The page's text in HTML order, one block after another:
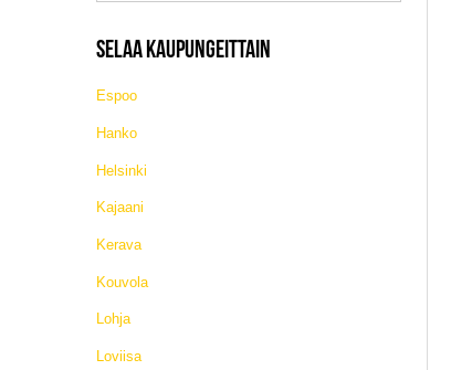
SELAA KAUPUNGEITTAIN
Espoo
Hanko
Helsinki
Kajaani
Kerava
Kouvola
Lohja
Loviisa